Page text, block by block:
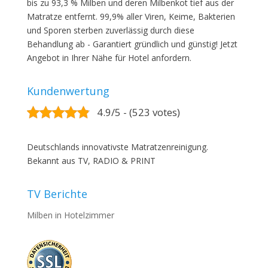
bis zu 93,3 % Milben und deren Milbenkot tief aus der
Matratze entfernt. 99,9% aller Viren, Keime, Bakterien
und Sporen sterben zuverlässig durch diese
Behandlung ab - Garantiert gründlich und günstig! Jetzt
Angebot in Ihrer Nähe für Hotel anfordern.
Kundenwertung
4.9/5 - (523 votes)
Deutschlands innovativste Matratzenreinigung.
Bekannt aus TV, RADIO & PRINT
TV Berichte
Milben in Hotelzimmer